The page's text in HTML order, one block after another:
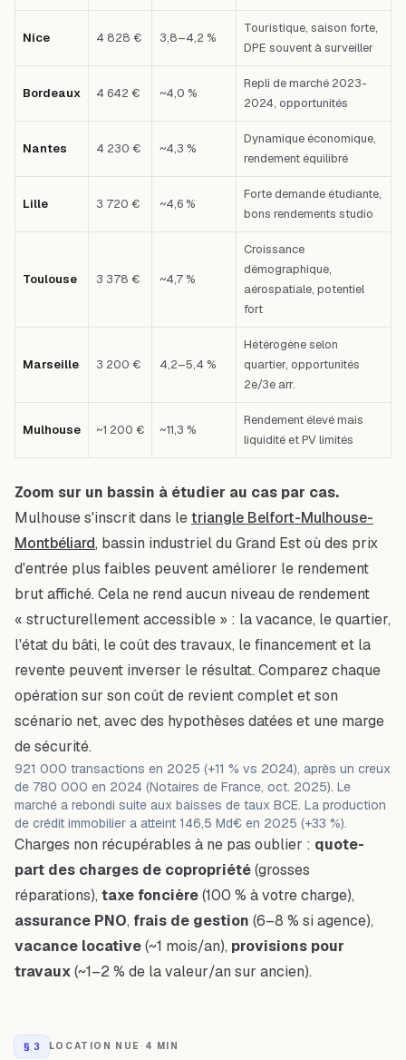
Nice 4 828 € 3,8–4,2 %
Touristique, saison forte,
DPE souvent à surveiller
Bordeaux 4 642 € ~4,0 %
Repli de marché 2023-
2024, opportunités
Nantes 4 230 € ~4,3 %
Dynamique économique,
rendement équilibré
Lille 3 720 € ~4,6 %
Forte demande étudiante,
bons rendements studio
Toulouse 3 378 € ~4,7 %
Croissance
démographique,
aérospatiale, potentiel
fort
Marseille 3 200 € 4,2–5,4 %
Hétérogène selon
quartier, opportunités
2e/3e arr.
Mulhouse ~1 200 € ~11,3 %
Rendement élevé mais
liquidité et PV limités
Zoom sur un bassin à étudier au cas par cas.
Mulhouse s'inscrit dans letriangle Belfort-Mulhouse-
Montbéliard, bassin industriel du Grand Est où des prix
d'entrée plus faibles peuvent améliorer le rendement
brut affiché. Cela ne rend aucun niveau de rendement
« structurellement accessible » : la vacance, le quartier,
l'état du bâti, le coût des travaux, le financement et la
revente peuvent inverser le résultat. Comparez chaque
opération sur son coût de revient complet et son
scénario net, avec des hypothèses datées et une marge
de sécurité.
921 000 transactions en 2025 (+11 % vs 2024), après un creux
de 780 000 en 2024 (Notaires de France, oct. 2025). Le
marché a rebondi suite aux baisses de taux BCE. La production
de crédit immobilier a atteint 146,5 Md€ en 2025 (+33 %).
Charges non récupérables à ne pas oublier : quote-
part des charges de copropriété(grosses
réparations), taxe foncière(100 % à votre charge),
assurance PNO, frais de gestion (6–8 % si agence),
vacance locative(~1 mois/an), provisions pour
travaux(~1–2 % de la valeur/an sur ancien).
§ 3 LOCATION NUE · 4 MIN